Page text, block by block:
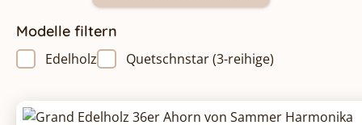
Modelle filtern
Edelholz Quetschnstar (3-reihige)